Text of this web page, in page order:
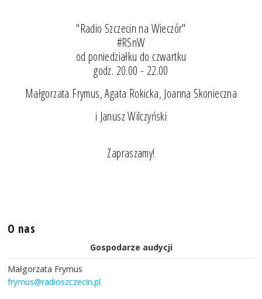
"Radio Szczecin na Wieczór"
#RSnW
od poniedziałku do czwartku
godz. 20.00 - 22.00
Małgorzata Frymus, Agata Rokicka, Joanna Skonieczna
i Janusz Wilczyński
Zapraszamy!
O nas
Gospodarze audycji
Małgorzata Frymus
frymus@radioszczecin.pl